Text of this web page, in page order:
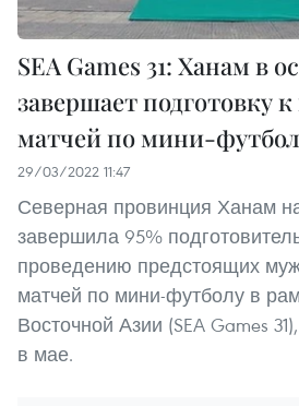
SEA Games 31: Ханам в
завершает подготовку
матчей по мини-
29/03/2022 11:47
Северная провинция Ханам
завершила 95%
проведению предстоящих
матчей по мини-футболу в
Восточной Азии (SEA Games
в мае.